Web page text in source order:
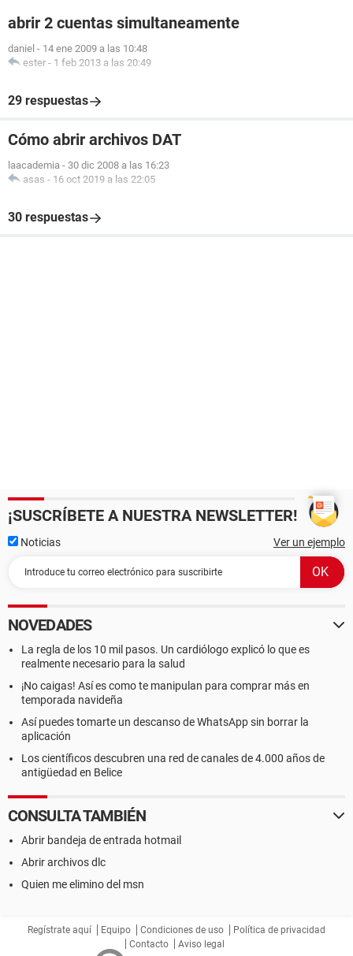
abrir 2 cuentas simultaneamente
daniel - 14 ene 2009 a las 10:48
ester - 1 feb 2013 a las 20:49
29 respuestas
Cómo abrir archivos DAT
laacademia - 30 dic 2008 a las 16:23
asas - 16 oct 2019 a las 22:05
30 respuestas
¡SUSCRÍBETE A NUESTRA NEWSLETTER!
Noticias Ver un ejemplo
NOVEDADES
La regla de los 10 mil pasos. Un cardiólogo explicó lo que es
realmente necesario para la salud
¡No caigas! Así es como te manipulan para comprar más en
temporada navideña
Así puedes tomarte un descanso de WhatsApp sin borrar la
aplicación
Los científicos descubren una red de canales de 4.000 años de
antigüedad en Belice
CONSULTA TAMBIÉN
Abrir bandeja de entrada hotmail
Abrir archivos dlc
Quien me elimino del msn
Regístrate aquí Equipo Condiciones de uso
Política de privacidad
Contacto
Aviso legal